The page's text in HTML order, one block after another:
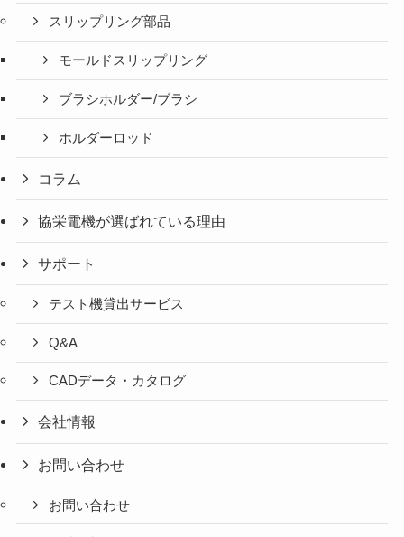
スリップリング部品
モールドスリップリング
ブラシホルダー/ブラシ
ホルダーロッド
コラム
協栄電機が選ばれている理由
サポート
テスト機貸出サービス
Q&A
CADデータ・カタログ
会社情報
お問い合わせ
お問い合わせ